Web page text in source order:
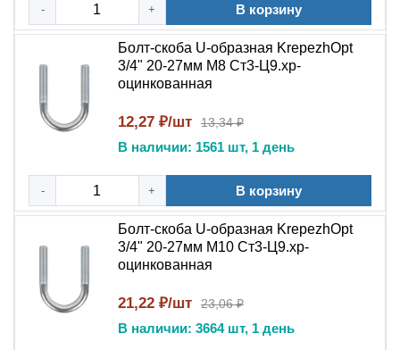
- + В корзину
Болт-скоба U-образная KrepezhOpt
3/4" 20-27мм М8 Ст3-Ц9.хр-
оцинкованная
12,27 ₽/шт 13,34 ₽
В наличии: 1561 шт, 1 день
- + В корзину
Болт-скоба U-образная KrepezhOpt
3/4" 20-27мм M10 Ст3-Ц9.хр-
оцинкованная
21,22 ₽/шт 23,06 ₽
В наличии: 3664 шт, 1 день